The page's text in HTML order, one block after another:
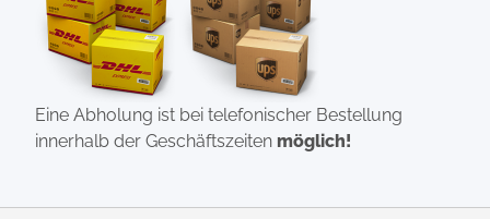
Eine Abholung ist bei telefonischer Bestellung
innerhalb der Geschäftszeiten möglich!